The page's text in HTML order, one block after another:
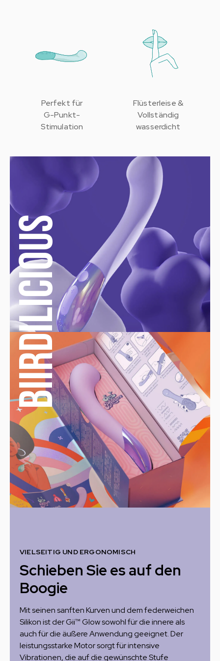
Perfekt für
G-Punkt-
Stimulation
Flüsterleise &
Vollständig
wasserdicht
Biirdilicious
VIELSEITIG UND ERGONOMISCH
Schieben Sie es auf den
Boogie
Mit seinen sanften Kurven und dem federweichen
Silikon ist der Gii™ Glow sowohl für die innere als
auch für die äußere Anwendung geeignet. Der
leistungsstarke Motor sorgt für intensive
Vibrationen, die auf die gewünschte Stufe